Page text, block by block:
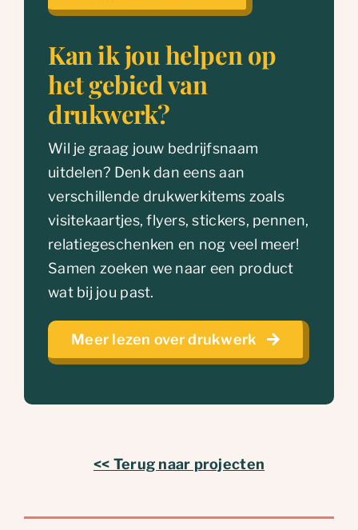
Kan ik jou helpen op
het gebied van
drukwerk?
Wil je graag jouw bedrijfsnaam
uitdelen? Denk dan eens aan
verschillende drukwerkitems zoals
visitekaartjes, flyers, stickers, pennen,
relatiegeschenken en nog veel meer!
Samen zoeken we naar een product
wat bij jou past.
Meer lezen over drukwerk
<< Terug naar projecten